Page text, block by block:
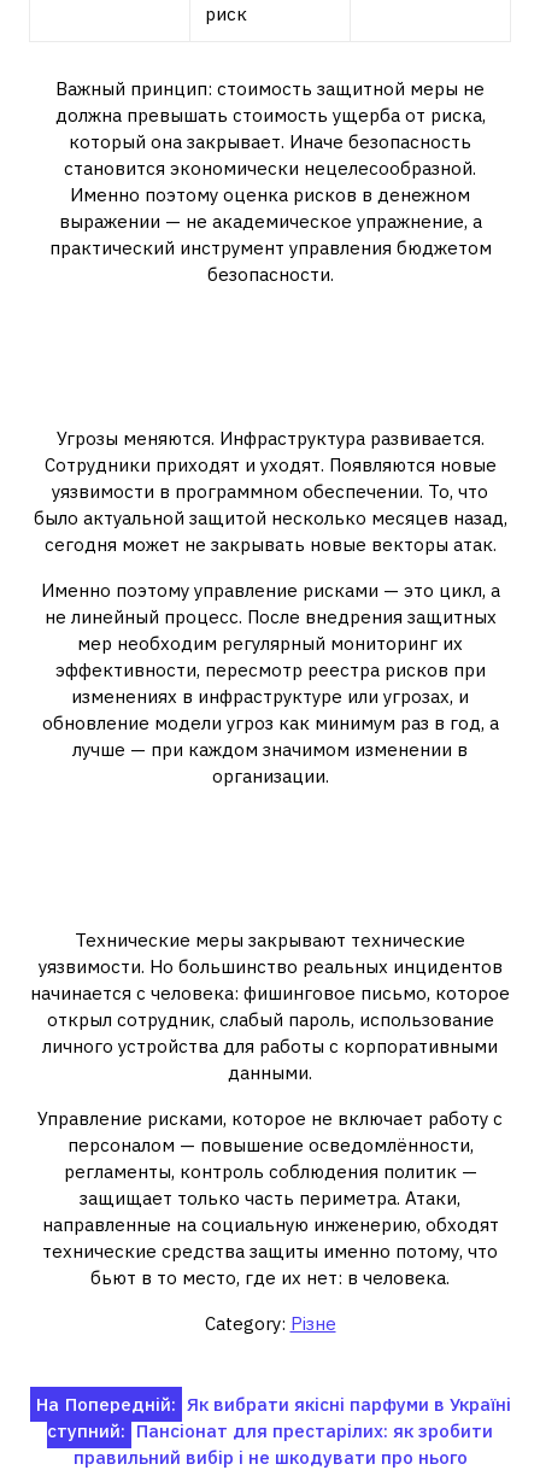
риск
Важный принцип: стоимость защитной меры не
должна превышать стоимость ущерба от риска,
который она закрывает. Иначе безопасность
становится экономически нецелесообразной.
Именно поэтому оценка рисков в денежном
выражении — не академическое упражнение, а
практический инструмент управления бюджетом
безопасности.
Угрозы меняются. Инфраструктура развивается.
Сотрудники приходят и уходят. Появляются новые
уязвимости в программном обеспечении. То, что
было актуальной защитой несколько месяцев назад,
сегодня может не закрывать новые векторы атак.
Именно поэтому управление рисками — это цикл, а
не линейный процесс. После внедрения защитных
мер необходим регулярный мониторинг их
эффективности, пересмотр реестра рисков при
изменениях в инфраструктуре или угрозах, и
обновление модели угроз как минимум раз в год, а
лучше — при каждом значимом изменении в
организации.
Технические меры закрывают технические
уязвимости. Но большинство реальных инцидентов
начинается с человека: фишинговое письмо, которое
открыл сотрудник, слабый пароль, использование
личного устройства для работы с корпоративными
данными.
Управление рисками, которое не включает работу с
персоналом — повышение осведомлённости,
регламенты, контроль соблюдения политик —
защищает только часть периметра. Атаки,
направленные на социальную инженерию, обходят
технические средства защиты именно потому, что
бьют в то место, где их нет: в человека.
Category: Різне
Навігація
записів
Попередній: Як вибрати якісні парфуми в Україні
На
ступний: Пансіонат для престарілих: як зробити
правильний вибір і не шкодувати про нього